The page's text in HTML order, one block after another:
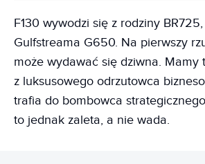
F130 wywodzi się z rodziny
Gulfstreama G650. Na pierwszy
może wydawać się dziwna. Mamy
z luksusowego odrzutowca
trafia do bombowca
to jednak zaleta, a nie wada.